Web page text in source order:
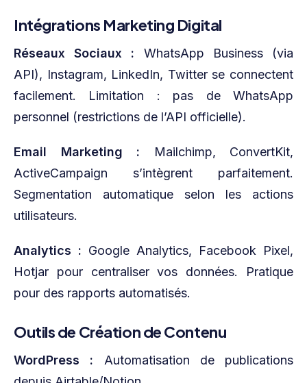
Intégrations Marketing Digital
Réseaux Sociaux : WhatsApp Business (via
API), Instagram, LinkedIn, Twitter se connectent
facilement. Limitation : pas de WhatsApp
personnel (restrictions de l’API officielle).
Email Marketing : Mailchimp, ConvertKit,
ActiveCampaign s’intègrent parfaitement.
Segmentation automatique selon les actions
utilisateurs.
Analytics : Google Analytics, Facebook Pixel,
Hotjar pour centraliser vos données. Pratique
pour des rapports automatisés.
Outils de Création de Contenu
WordPress : Automatisation de publications